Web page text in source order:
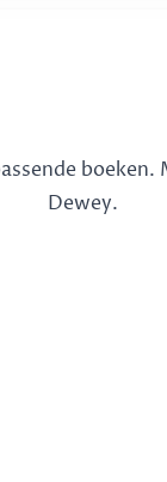
Dewey.